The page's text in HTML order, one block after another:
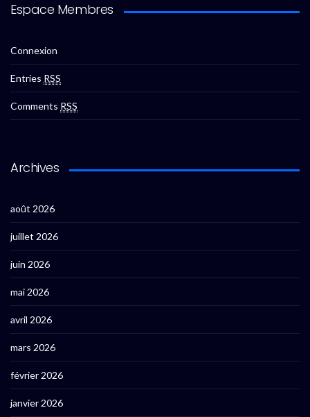
Espace Membres
Connexion
Entries RSS
Comments RSS
Archives
août 2026
juillet 2026
juin 2026
mai 2026
avril 2026
mars 2026
février 2026
janvier 2026